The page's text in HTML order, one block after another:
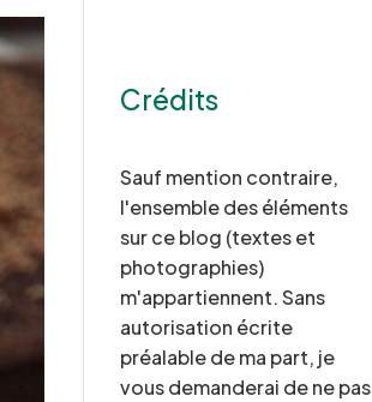
Crédits
Sauf mention contraire,
l'ensemble des éléments
sur ce blog (textes et
photographies)
m'appartiennent. Sans
autorisation écrite
préalable de ma part, je
vous demanderai de ne pas